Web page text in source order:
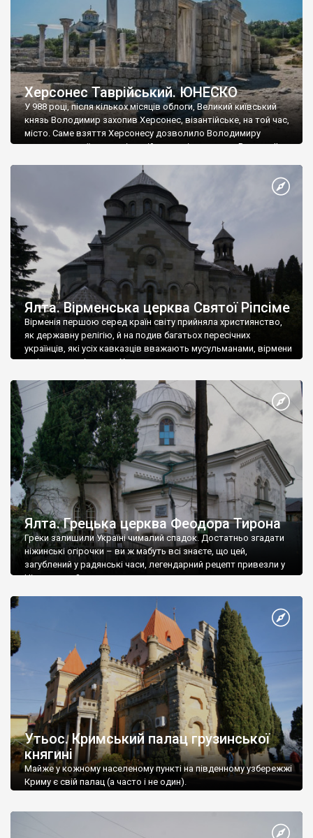
Херсонес Таврійський. ЮНЕСКО
У 988 році, після кількох місяців облоги, Великий київський
князь Володимир захопив Херсонес, візантійське, на той час,
місто. Саме взяття Херсонесу дозволило Володимиру
диктувати свої умови візантійському імператору Василю ІІ, та
Херсонесі Володимир-язичник, став Василем-християнином.
А потім було Хрещення Русі. На честь Херсонесу Таврійського
Ялта. Вірменська церква Святої Ріпсіме
Вірменія першою серед країн світу прийняла християнство,
як державну релігію, й на подив багатьох пересічних
українців, які усіх кавказців вважають мусульманами, вірмени
є відданими вірянами Христа
Ялта. Грецька церква Феодора Тирона
Греки залишили Україні чималий спадок. Достатньо згадати
ніжинські огірочки – ви ж мабуть всі знаєте, що цей,
загублений у радянські часи, легендарний рецепт привезли у
Ніжин греки?
Утьос. Кримський палац грузинської
княгині
Майже у кожному населеному пункті на південному узбережжі
Криму є свій палац (а часто і не один).